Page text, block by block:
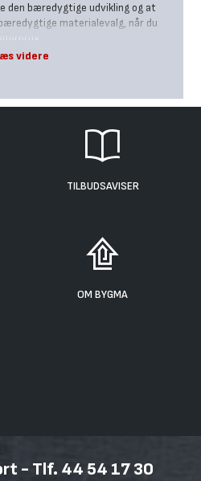
den bæredygtige udvikling og at
materialevalg, når du
TILBUDSAVISER
OM BYGMA
- Tlf. 44 54 17 30